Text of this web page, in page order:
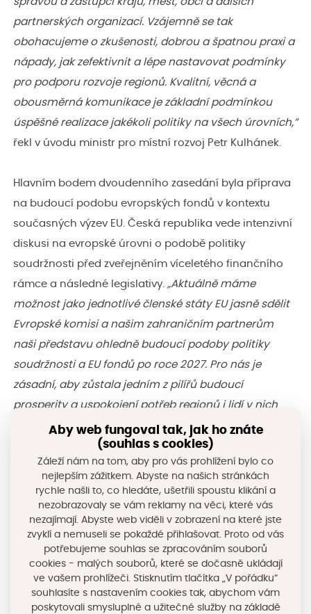
partnerských organizací. Vzájemně se tak
obohacujeme o zkušenosti, dobrou a špatnou praxi a
nápady, jak zefektivnit a lépe nastavovat podmínky
pro podporu rozvoje regionů. Kvalitní, věcná a
obousměrná komunikace je základní podmínkou
úspěšné realizace jakékoli politiky na všech úrovních,”
řekl v úvodu ministr pro místní rozvoj Petr Kulhánek.
Hlavním bodem dvoudenního zasedání byla příprava
na budoucí podobu evropských fondů v kontextu
současných výzev EU. Česká republika vede intenzivní
diskusi na evropské úrovni o podobě politiky
soudržnosti před zveřejněním víceletého finančního
rámce a následné legislativy. „Aktuálně máme
možnost jako jednotlivé členské státy EU jasně sdělit
Evropské komisi a našim zahraničním partnerům
naši představu ohledně budoucí podoby politiky
soudržnosti a EU fondů po roce 2027. Pro nás je
zásadní, aby zůstala jedním z pilířů budoucí
prosperity a uspokojení potřeb regionů i lidí v nich
žijících. Evropa ale bude muset napnout mnohem
větší úsilí při investování do výzkumu a vývoje,
digitalizace a dalších oblastí pro znovuzískání větší
konkurenceschopnost na globálním poli. Zároveň si
uvědomujeme i změny v geopolitické oblast. S tím
souvisí nutnost se strategicky věnovat i tématu
obrany a bezpečnosti,”prohlásil ministr Kulhánek. Do
diskuse přispělo i Ministerstvo financí, které je hlavním
partnerem Evropské komise ve vyjednávání o podobě
víceletého finančního rámce EU po roce 2028.
Aby web fungoval tak, jak ho znáte
(souhlas s cookies)
Záleží nám na tom, aby pro vás prohlížení bylo co
nejlepším zážitkem. Abyste na našich stránkách
rychle našli to, co hledáte, ušetřili spoustu klikání a
nezobrazovaly se vám reklamy na věci, které vás
nezajímají. Abyste web viděli v zobrazení na které jste
zvyklí a nemuseli se pokaždé přihlašovat. Proto od vás
potřebujeme souhlas se zpracováním souborů
cookies - malých souborů, které se dočasně ukládají
ve vašem prohlížeči. Stisknutím tlačítka „V pořádku“
souhlasíte s nastavením cookies tak, abychom vám
poskytovali smysluplné a užitečné služby na základě